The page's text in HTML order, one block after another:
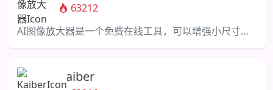
63212
AI图像放大器是一个免费在线工具，可以增强小尺寸图像而不损失质量。
Kaiber